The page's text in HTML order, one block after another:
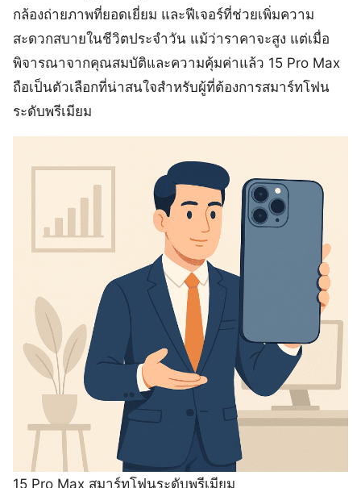
กล้องถ่ายภาพที่ยอดเยี่ยม และฟีเจอร์ที่ช่วยเพิ่มความ
สะดวกสบายในชีวิตประจำวัน แม้ว่าราคาจะสูง แต่เมื่อ
พิจารณาจากคุณสมบัติและความคุ้มค่าแล้ว 15 Pro Max
ถือเป็นตัวเลือกที่น่าสนใจสำหรับผู้ที่ต้องการสมาร์ทโฟน
ระดับพรีเมียม
15 Pro Max สมาร์ทโฟนระดับพรีเมียม